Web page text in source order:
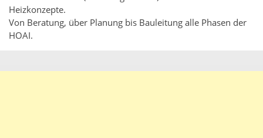
Heizkonzepte.
Von Beratung, über Planung bis Bauleitung alle Phasen der
HOAI.